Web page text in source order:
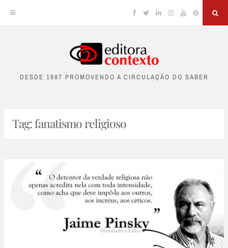
content
Facebook
TwitterLinkedinInstagram
YouTubePinterest
DESDE 1987 PROMOVENDO A CIRCULAÇÃO DO SABER
Tag:fanatismo religioso